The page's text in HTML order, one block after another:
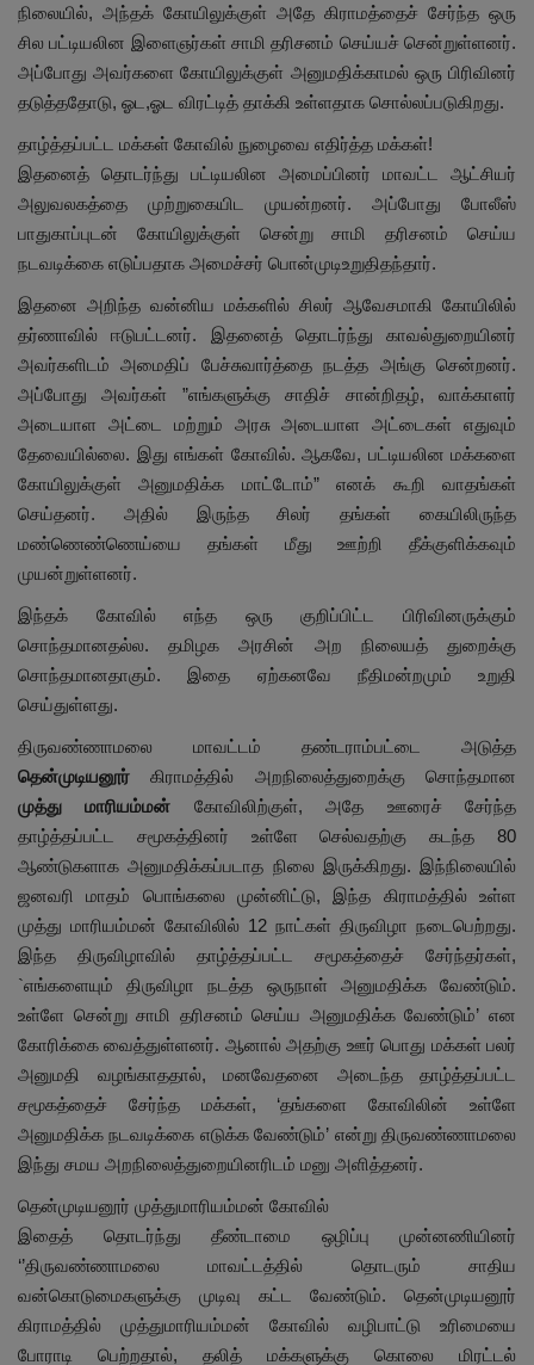
நிலையில், அந்தக் கோயிலுக்குள் அதே கிராமத்தைச் சேர்ந்த ஒரு
சில பட்டியலின இளைஞர்கள் சாமி தரிசனம் செய்யச் சென்றுள்ளனர்.
அப்போது அவர்களை கோயிலுக்குள் அனுமதிக்காமல் ஒரு பிரிவினர்
தடுத்ததோடு, ஓட,ஓட விரட்டித் தாக்கி உள்ளதாக சொல்லப்படுகிறது.
தாழ்த்தப்பட்ட மக்கள் கோவில் நுழைவை எதிர்த்த மக்கள்!
இதனைத் தொடர்ந்து பட்டியலின அமைப்பினர் மாவட்ட ஆட்சியர்
அலுவலகத்தை முற்றுகையிட முயன்றனர். அப்போது போலீஸ்
பாதுகாப்புடன் கோயிலுக்குள் சென்று சாமி தரிசனம் செய்ய
நடவடிக்கை எடுப்பதாக அமைச்சர் பொன்முடிஉறுதிதந்தார்.
இதனை அறிந்த வன்னிய மக்களில் சிலர் ஆவேசமாகி கோயிலில்
தர்ணாவில் ஈடுபட்டனர். இதனைத் தொடர்ந்து காவல்துறையினர்
அவர்களிடம் அமைதிப் பேச்சுவார்த்தை நடத்த அங்கு சென்றனர்.
அப்போது அவர்கள் ”எங்களுக்கு சாதிச் சான்றிதழ், வாக்காளர்
அடையாள அட்டை மற்றும் அரசு அடையாள அட்டைகள் எதுவும்
தேவையில்லை. இது எங்கள் கோவில். ஆகவே, பட்டியலின மக்களை
கோயிலுக்குள் அனுமதிக்க மாட்டோம்” எனக் கூறி வாதங்கள்
செய்தனர். அதில் இருந்த சிலர் தங்கள் கையிலிருந்த
மண்ணெண்ணெய்யை தங்கள் மீது ஊற்றி தீக்குளிக்கவும்
முயன்றுள்ளனர்.
இந்தக் கோவில் எந்த ஒரு குறிப்பிட்ட பிரிவினருக்கும்
சொந்தமானதல்ல. தமிழக அரசின் அற நிலையத் துறைக்கு
சொந்தமானதாகும். இதை ஏற்கனவே நீதிமன்றமும் உறுதி
செய்துள்ளது.
திருவண்ணாமலை மாவட்டம் தண்டராம்பட்டை அடுத்த
தென்முடியனூர் கிராமத்தில் அறநிலைத்துறைக்கு சொந்தமான
முத்து மாரியம்மன் கோவிலிற்குள், அதே ஊரைச் சேர்ந்த
தாழ்த்தப்பட்ட சமூகத்தினர் உள்ளே செல்வதற்கு கடந்த 80
ஆண்டுகளாக அனுமதிக்கப்படாத நிலை இருக்கிறது. இந்நிலையில்
ஜனவரி மாதம் பொங்கலை முன்னிட்டு, இந்த கிராமத்தில் உள்ள
முத்து மாரியம்மன் கோவிலில் 12 நாட்கள் திருவிழா நடைபெற்றது.
இந்த திருவிழாவில் தாழ்த்தப்பட்ட சமூகத்தைச் சேர்ந்தர்கள்,
`எங்களையும் திருவிழா நடத்த ஒருநாள் அனுமதிக்க வேண்டும்.
உள்ளே சென்று சாமி தரிசனம் செய்ய அனுமதிக்க வேண்டும்’ என
கோரிக்கை வைத்துள்ளனர். ஆனால் அதற்கு ஊர் பொது மக்கள் பலர்
அனுமதி வழங்காததால், மனவேதனை அடைந்த தாழ்த்தப்பட்ட
சமூகத்தைச் சேர்ந்த மக்கள், ‘தங்களை கோவிலின் உள்ளே
அனுமதிக்க நடவடிக்கை எடுக்க வேண்டும்’ என்று திருவண்ணாமலை
இந்து சமய அறநிலைத்துறையினரிடம் மனு அளித்தனர்.
தென்முடியனூர் முத்துமாரியம்மன் கோவில்
இதைத் தொடர்ந்து தீண்டாமை ஒழிப்பு முன்னணியினர்
‘’திருவண்ணாமலை மாவட்டத்தில் தொடரும் சாதிய
வன்கொடுமைகளுக்கு முடிவு கட்ட வேண்டும். தென்முடியனூர்
கிராமத்தில் முத்துமாரியம்மன் கோவில் வழிபாட்டு உரிமையை
போராடி பெற்றதால், தலித் மக்களுக்கு கொலை மிரட்டல்